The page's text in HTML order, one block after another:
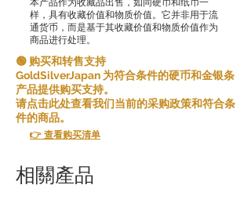
然而，在某些情况下，我们可能会例外接
受退货。以下情况允许退货：
错误商品：如果您收到的商品与您订购的
商品不同，请在收到商品后 [5 天] 内告知
我们，我们将向您发送正确的商品并承担
任何额外的运费。
如果您连续取消订单的任何部分或全部内
请在下订单之前仔细考虑产品和条件并做
出决定。
样，具有收藏价值和物质价值。它并非用于流
通货币，而是基于其收藏价值和物质价值作为
商品进行处理。
🟢 购买和转售支持
GoldSilverJapan 为符合条件的硬币和金银条
产品提供购买支持。
请点击此处查看我们当前的采购政策和符合条
件的商品。
👉 查看购买清单
相關產品